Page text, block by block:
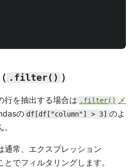
.filter() ）
行を抽出する場合は .filter() メ
の df[df["column"] > 3] のよ
通常、エクスプレッション
とでフィルタリングします。